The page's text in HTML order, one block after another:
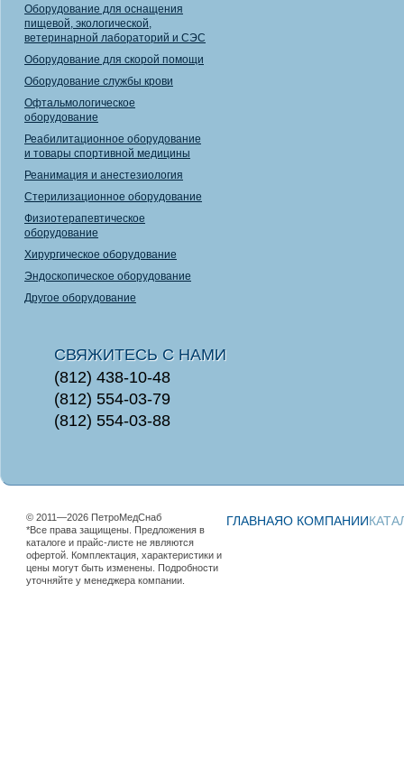
Оборудование для оснащения
пищевой, экологической,
ветеринарной лабораторий и СЭС
Оборудование для скорой помощи
Оборудование службы крови
Офтальмологическое
оборудование
Реабилитационное оборудование
и товары спортивной медицины
Реанимация и анестезиология
Стерилизационное оборудование
Физиотерапевтическое
оборудование
Хирургическое оборудование
Эндоскопическое оборудование
Другое оборудование
СВЯЖИТЕСЬ С НАМИ
(812) 438-10-48
(812) 554-03-79
(812) 554-03-88
© 2011—2026 ПетроМедСнаб
*Все права защищены. Предложения в
каталоге и прайс-листе не являются
офертой. Комплектация, характеристики и
цены могут быть изменены. Подробности
уточняйте у менеджера компании.
ГЛАВНАЯО КОМПАНИИ